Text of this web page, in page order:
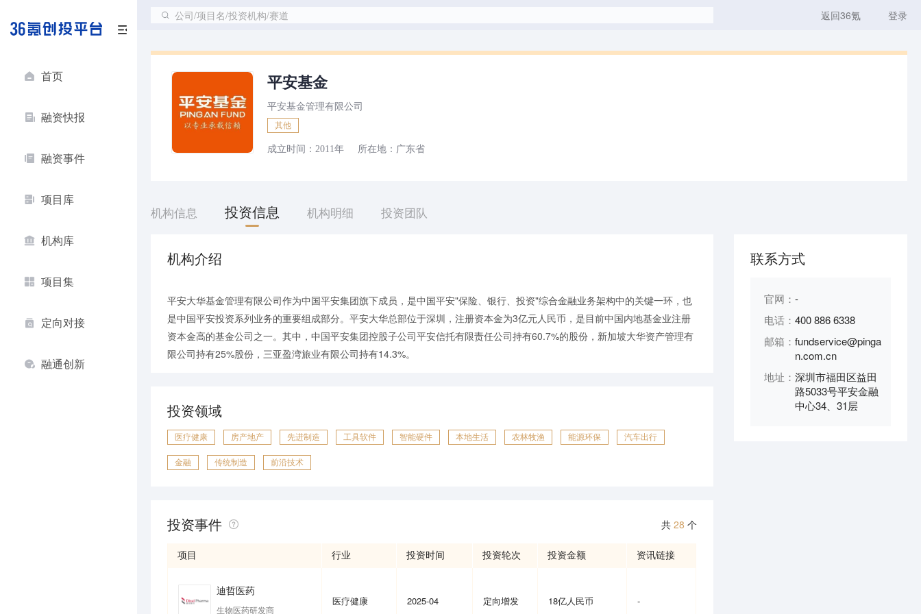
首页
融资快报
融资事件
项目库
机构库
项目集
定向对接
融通创新
公司/项目名/投资机构/赛道 返回36氪 登录
平安基金
平安基金管理有限公司
其他
成立时间： 2011年 所在地： 广东省
机构信息 投资信息 机构明细 投资团队
机构介绍
平安大华基金管理有限公司作为中国平安集团旗下成员，是中国平安"保险、银行、投资"综合金融业务架构中的关键一环，也
是中国平安投资系列业务的重要组成部分。平安大华总部位于深圳，注册资本金为3亿元人民币，是目前中国内地基金业注册
资本金高的基金公司之一。其中，中国平安集团控股子公司平安信托有限责任公司持有60.7%的股份，新加坡大华资产管理有
投资领域
医疗健康 房产地产 先进制造 工具软件 智能硬件 本地生活 农林牧渔 能源环保 汽车出行
金融 传统制造 前沿技术
投资事件 共 28 个
项目 行业 投资时间 投资轮次 投资金额 资讯链接
迪哲医药
生物医药研发商
医疗健康 2025-04 定向增发 18亿人民币 -
联系方式
官网： -
电话： 400 886 6338
邮箱： fundservice@pinga
n.com.cn
地址： 深圳市福田区益田
路5033号平安金融
中心34、31层